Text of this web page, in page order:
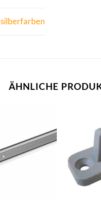
silberfarben
ÄHNLICHE